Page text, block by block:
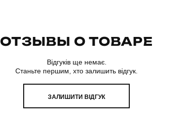
ОТЗЫВЫ О ТОВАРЕ
Відгуків ще немає.
Станьте першим, хто залишить відгук.
ЗАЛИШИТИ ВІДГУК